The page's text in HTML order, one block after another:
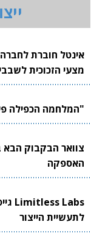
אינטל חוברת
מצעי הזכוכית
"המלחמה הכפילה פי 5 את שוק הייצור
האספקה
לתעשיית הייצור